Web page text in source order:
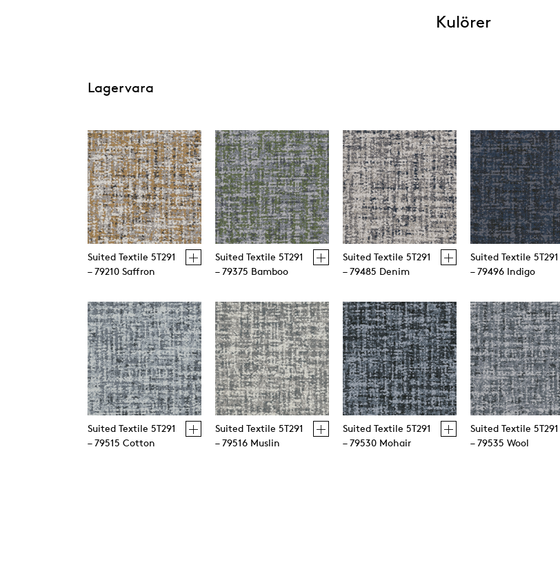
Kulörer
Lagervara
Suited Textile 5T291
– 79210 Saffron
Suited Textile 5T291
– 79375 Bamboo
Suited Textile 5T291
– 79485 Denim
Suited Textile 5T291
– 79496 Indigo
Suited Textile 5T291
– 79515 Cotton
Suited Textile 5T291
– 79516 Muslin
Suited Textile 5T291
– 79530 Mohair
Suited Textile 5T291
– 79535 Wool